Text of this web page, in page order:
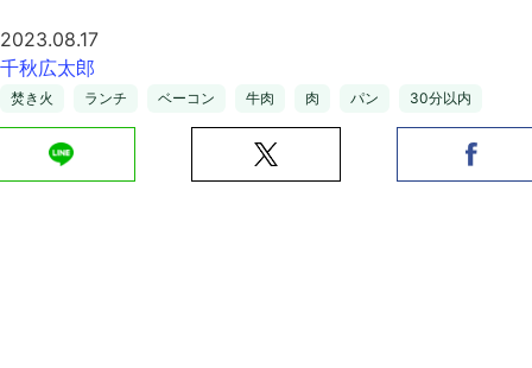
2023.08.17
千秋広太郎
焚き火 ランチ ベーコン 牛肉 肉 パン 30分以内